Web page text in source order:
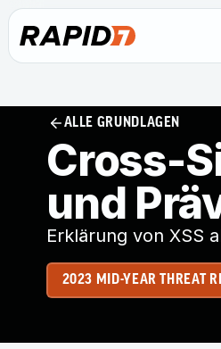
ALLE GRUNDLAGEN
Cross-
und
Erklärung von XSS
2023 MID-YEAR THREAT